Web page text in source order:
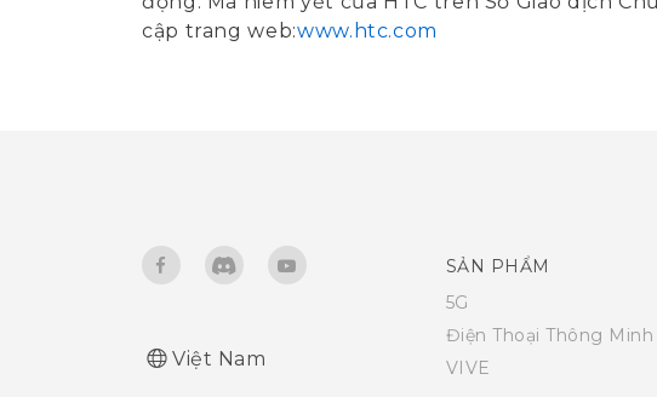
cập trang web:www.htc.com
Việt Nam
SẢN PHẨM
5G
Điện Thoại Thông Minh
VIVE